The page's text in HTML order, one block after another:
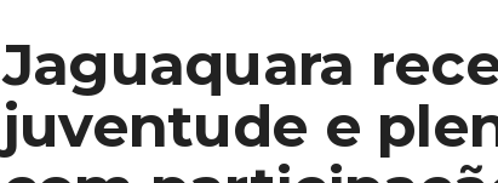
Jaguaquara
juventude e